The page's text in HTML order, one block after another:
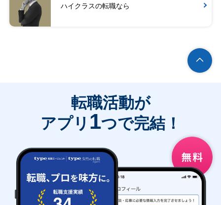
ハイクラスの転職なら
転職活動が
アプリ 1つで完結！